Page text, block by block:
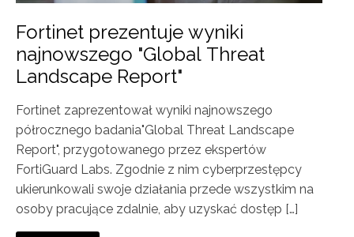
Fortinet prezentuje wyniki
najnowszego "Global Threat
Landscape Report"
Fortinet zaprezentował wyniki najnowszego
półrocznego badania"Global Threat Landscape
Report", przygotowanego przez ekspertów
FortiGuard Labs. Zgodnie z nim cyberprzestępcy
ukierunkowali swoje działania przede wszystkim na
osoby pracujące zdalnie, aby uzyskać dostęp […]